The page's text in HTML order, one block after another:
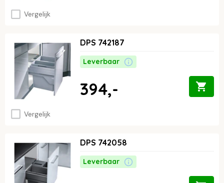
Vergelijk
Vergelijk
DPS 742187
Leverbaar
394,-
DPS 742058
Leverbaar